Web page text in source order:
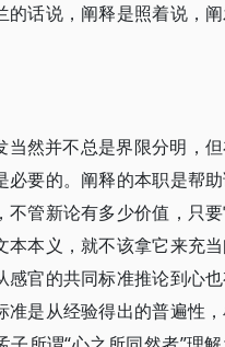
的话说，阐释是照着说，
当然并不总是界限分明，
必要的。阐释的本职是帮
不管新论有多少价值，只
本本义，就不该拿它来充
感官的共同标准推论到心
准是从经验得出的普遍性